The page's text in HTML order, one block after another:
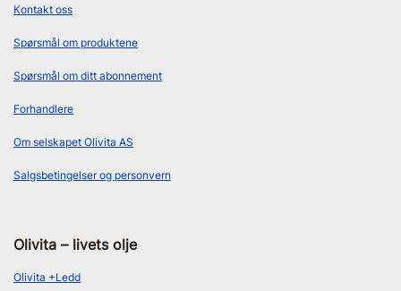
Kontakt oss
Spørsmål om produktene
Spørsmål om ditt abonnement
Forhandlere
Om selskapet Olivita AS
Salgsbetingelser og personvern
Olivita – livets olje
Olivita +Ledd